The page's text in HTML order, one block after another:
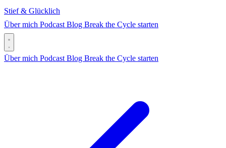
Stief & Glücklich
Über mich Podcast Blog Break the Cycle starten
Über mich Podcast Blog Break the Cycle starten